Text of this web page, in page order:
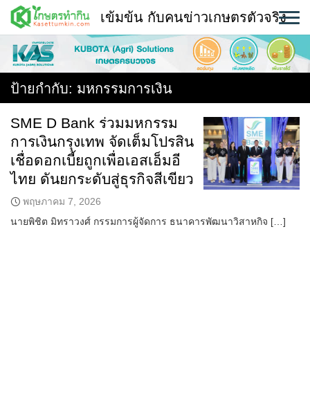
Skip
content
พืช
หน้าแรก
ใคร ทำอะไร ที่ไหน
สถานีข่าววันนี้
เข้มข้น กับคนข่าวเกษตรตัวจริง
ป้ายกำกับ: มหกรรมการเงิน
SME D Bank ร่วมมหกรรม
การเงินกรุงเทพ จัดเต็มโปรสิน
เชื่อดอกเบี้ยถูกเพื่อเอสเอ็มอี
ไทย ดันยกระดับสู่ธุรกิจสีเขียว
พฤษภาคม 7, 2026
นายพิชิต มิทราวงศ์ กรรมการผู้จัดการ ธนาคารพัฒนาวิสาหกิจ […]